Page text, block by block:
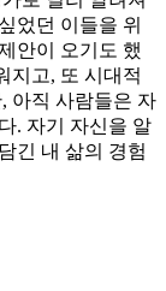
었던 이들을 위
안이 오기도 했
지고, 또 시대적
아직 사람들은 자
. 자기 자신을 알
긴 내 삶의 경험